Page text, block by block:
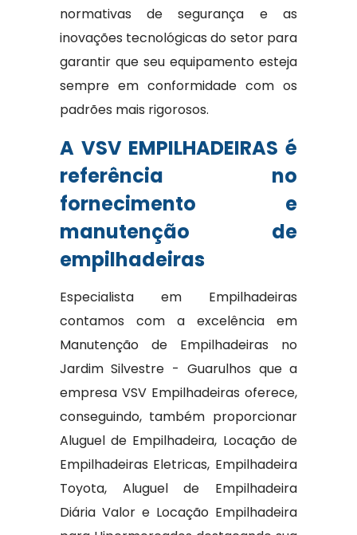
normativas de segurança e as
inovações tecnológicas do setor para
garantir que seu equipamento esteja
sempre em conformidade com os
padrões mais rigorosos.
A VSV EMPILHADEIRAS é
referência no
fornecimento e
manutenção de
empilhadeiras
Especialista em Empilhadeiras
contamos com a excelência em
Manutenção de Empilhadeiras no
Jardim Silvestre - Guarulhos que a
empresa VSV Empilhadeiras oferece,
conseguindo, também proporcionar
Aluguel de Empilhadeira, Locação de
Empilhadeiras Eletricas, Empilhadeira
Toyota, Aluguel de Empilhadeira
Diária Valor e Locação Empilhadeira